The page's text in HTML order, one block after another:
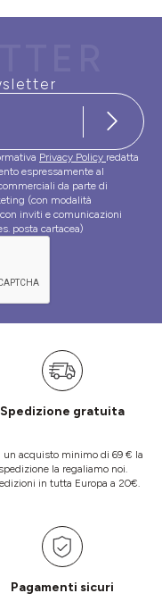
Privacy Policy redatta
espressamente al
da parte di
(con modalità
inviti e comunicazioni
posta cartacea)
Spedizione gratuita
un acquisto minimo di 69 € la
spedizione la regaliamo noi.
in tutta Europa a 20€.
Pagamenti sicuri